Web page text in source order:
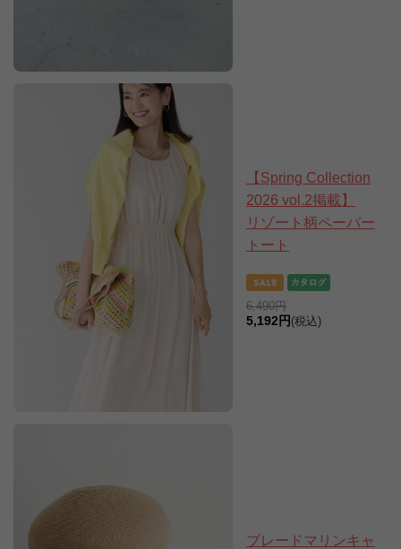
【Spring Collection
2026 vol.2掲載】
リゾート柄ペーパー
トート
6,490円
5,192円 (税込)
ブレードマリンキャ